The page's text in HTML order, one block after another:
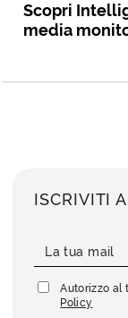
Scopri
media
ISCRIVITI
Autorizzo al
Policy